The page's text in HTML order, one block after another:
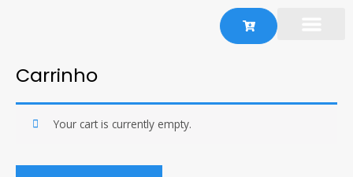
Carrinho
Your cart is currently empty.